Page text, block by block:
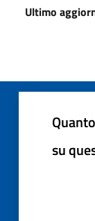
Ultimo
su